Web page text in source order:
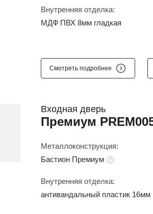
Внутренняя отделка:
МДФ ПВХ 8мм гладкая
Смотреть подробнее
Входная дверь
Премиум
Металлоконструкция:
Бастион Премиум
Внутренняя отделка:
антивандальный пластик 16мм